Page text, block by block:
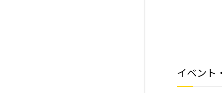
イベント